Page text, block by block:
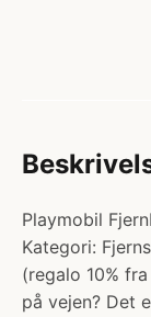
Playmobil
Kategori:
(regalo 10%
på vejen? Det